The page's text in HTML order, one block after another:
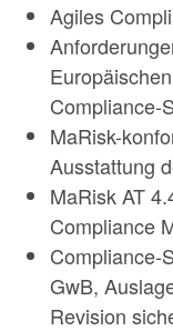
Agiles
Compliance-
MaRisk-
Ausstattung
MaRisk AT
Compliance
Compliance-
GwB,
Revision